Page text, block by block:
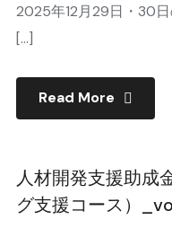
2025年12月29日・30
[…]
Read More
人材開発支援助成
グ支援コース）